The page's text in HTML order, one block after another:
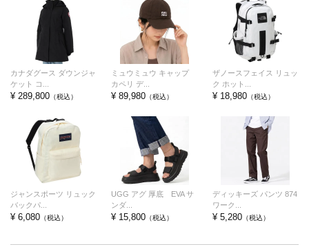
カナダグース ダウンジャ
ケット コ...
¥ 289,800 （税込）
ミュウミュウ キャップ
カペリ デ...
¥ 89,980 （税込）
ザノースフェイス リュッ
ク ホット...
¥ 18,980（税込）
ジャンスポーツ リュック
バックパ...
¥ 6,080 （税込）
UGG アグ 厚底 EVA サ
ンダ...
¥ 15,800 （税込）
ディッキーズ パンツ 874
ワーク...
¥ 5,280（税込）